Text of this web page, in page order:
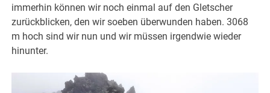
immerhin können wir noch einmal auf den Gletscher
zurückblicken, den wir soeben überwunden haben. 3068
m hoch sind wir nun und wir müssen irgendwie wieder
hinunter.